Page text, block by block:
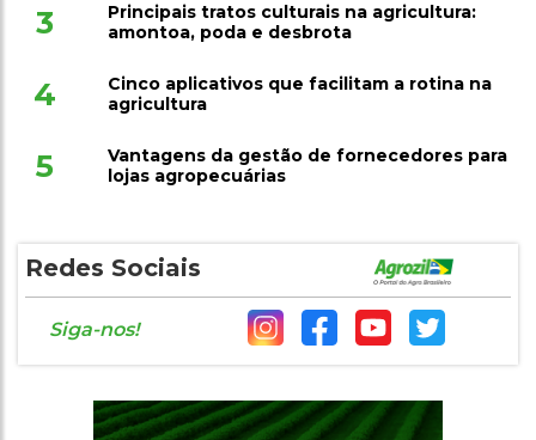
3
Principais tratos culturais na agricultura:
amontoa, poda e desbrota
4
Cinco aplicativos que facilitam a rotina na
agricultura
5
Vantagens da gestão de fornecedores para
lojas agropecuárias
Redes Sociais
Siga-nos!